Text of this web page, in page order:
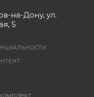
на-Дону, ул.
5